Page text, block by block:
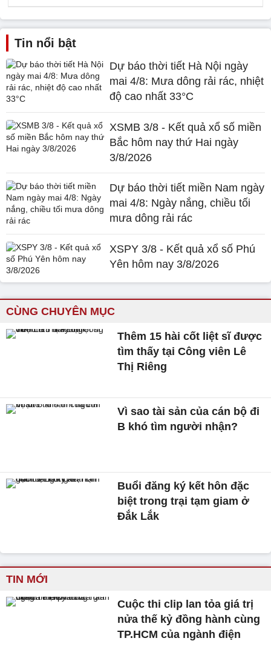
Tin nổi bật
Dự báo thời tiết Hà Nội ngày
mai 4/8: Mưa dông rải rác, nhiệt
độ cao nhất 33°C
XSMB 3/8 - Kết quả xổ số miền
Bắc hôm nay thứ Hai ngày
3/8/2026
Dự báo thời tiết miền Nam ngày
mai 4/8: Ngày nắng, chiều tối
mưa dông rải rác
XSPY 3/8 - Kết quả xổ số Phú
Yên hôm nay 3/8/2026
CÙNG CHUYÊN MỤC
Thêm 15 hài cốt liệt sĩ được
tìm thấy tại Công viên Lê
Thị Riêng
Vì sao tài sản của cán bộ đi
B khó tìm người nhận?
Buổi đăng ký kết hôn đặc
biệt trong trại tạm giam ở
Đắk Lắk
TIN MỚI
Cuộc thi clip lan tỏa giá trị
nửa thế kỷ đồng hành cùng
TP.HCM của ngành điện